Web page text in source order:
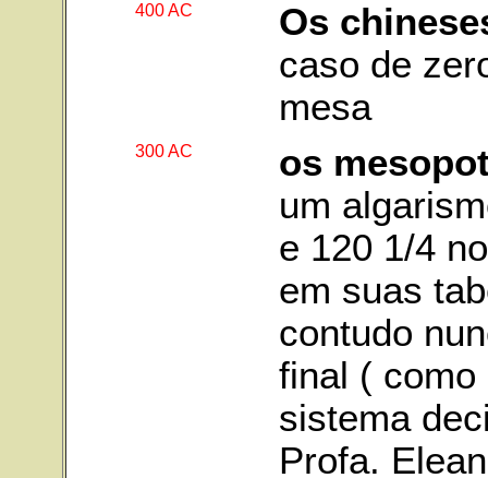
400 AC
Os
caso de
mesa
300 AC
os
um
e 120 1/4
em suas
contudo
final ( como
sistema
Profa.